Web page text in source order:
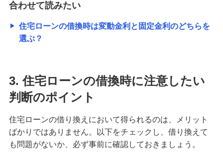
合わせて読みたい
住宅ローンの借換時は変動金利と固定金利のどちらを
選ぶ？
3. 住宅ローンの借換時に注意したい
判断のポイント
住宅ローンの借り換えにおいて得られるのは、メリット
ばかりではありません。以下をチェックし、借り換えて
も問題がないか、必ず事前に確認しておきましょう。